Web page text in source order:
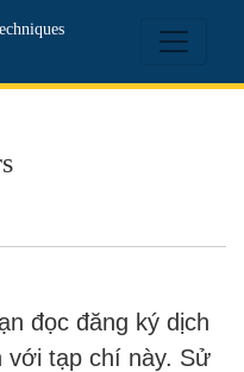
đọc đăng ký dịch
với tạp chí này. Sử